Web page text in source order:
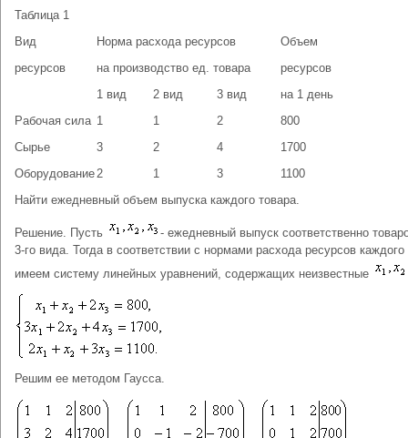
Таблица 1
Вид
ресурсов
Норма расхода ресурсов
на производство ед. товара
Объем
ресурсов
на 1 день
1 вид 2 вид
3 вид
Рабочая сила 1 1 2
800
Сырье
3 2 4
1700
Оборудование2 1 3
1100
Найти ежедневный объем выпуска каждого товара.
Решение. Пусть
- ежедневный выпуск соответственно
3-го вида. Тогда в соответствии с нормами расхода ресурсов каждого
имеем систему линейных уравнений, содержащих неизвестные
Решим ее методом Гаусса.